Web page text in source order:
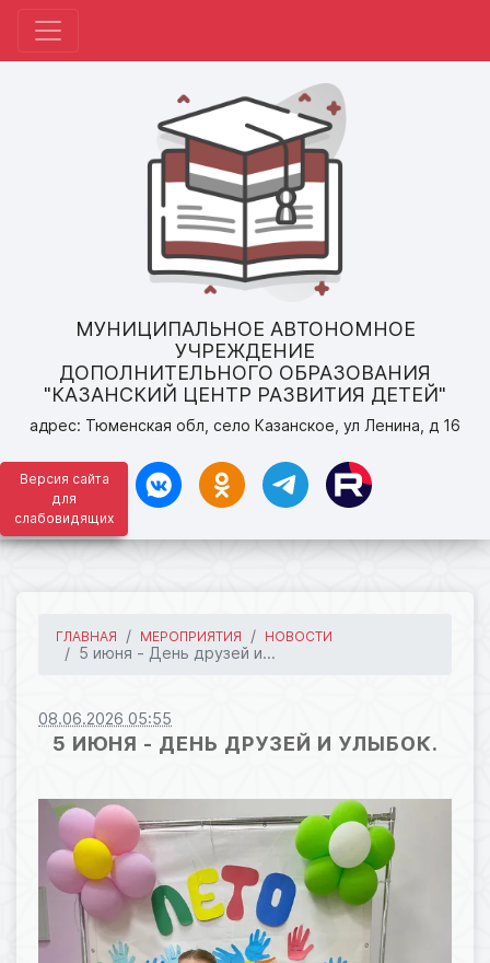
Версия сайта
для
слабовидящих
МУНИЦИПАЛЬНОЕ АВТОНОМНОЕ
УЧРЕЖДЕНИЕ
ДОПОЛНИТЕЛЬНОГО ОБРАЗОВАНИЯ
"КАЗАНСКИЙ ЦЕНТР РАЗВИТИЯ ДЕТЕЙ"
адрес: Тюменская обл, село Казанское, ул Ленина, д 16
ГЛАВНАЯ МЕРОПРИЯТИЯ НОВОСТИ
5 июня - День друзей и...
08.06.2026 05:55
5 ИЮНЯ - ДЕНЬ ДРУЗЕЙ И УЛЫБОК.